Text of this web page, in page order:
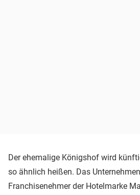
Der ehemalige Königshof wird
so ähnlich heißen. Das
Franchisenehmer der Hotelmarke